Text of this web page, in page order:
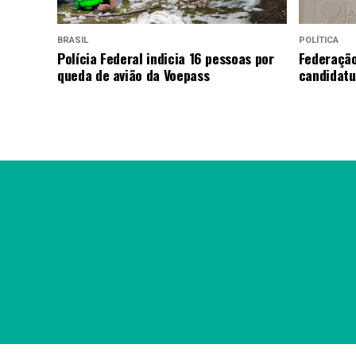
BRASIL
Polícia Federal indicia 16 pessoas por
queda de avião da Voepass
POLÍTICA